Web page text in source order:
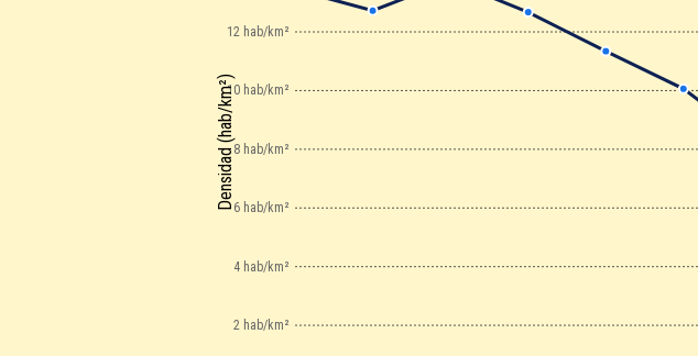
2 hab/km²
4 hab/km²
6 hab/km²
8 hab/km²
10 hab/km²
12 hab/km²
Densidad (hab/km²)